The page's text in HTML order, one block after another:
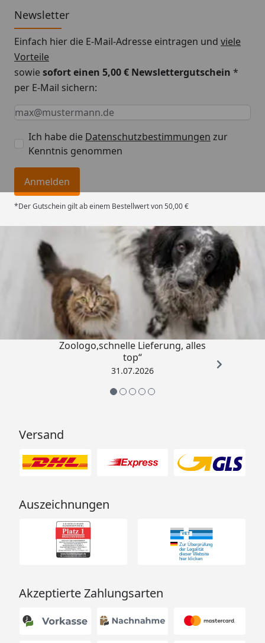
Newsletter
Einfach hier die E-Mail-Adresse eintragen und viele
Vorteile
sowiesofort einen 5,00 € Newslettergutschein *
per E-Mail sichern:
Keine Eingabe erforderlich
Eingabe erforderlich
E-Mail *
Ich habe die Datenschutzbestimmungen zur
Kenntnis genommen
Anmelden
*Der Gutschein gilt ab einem Bestellwert von 50,00 €
Trusted Shops
4,73/ 5
„Gute Erfahrung mit
Zoologo,schnelle Lieferung, alles
top“
31.07.2026
Versand
Auszeichnungen
Akzeptierte Zahlungsarten